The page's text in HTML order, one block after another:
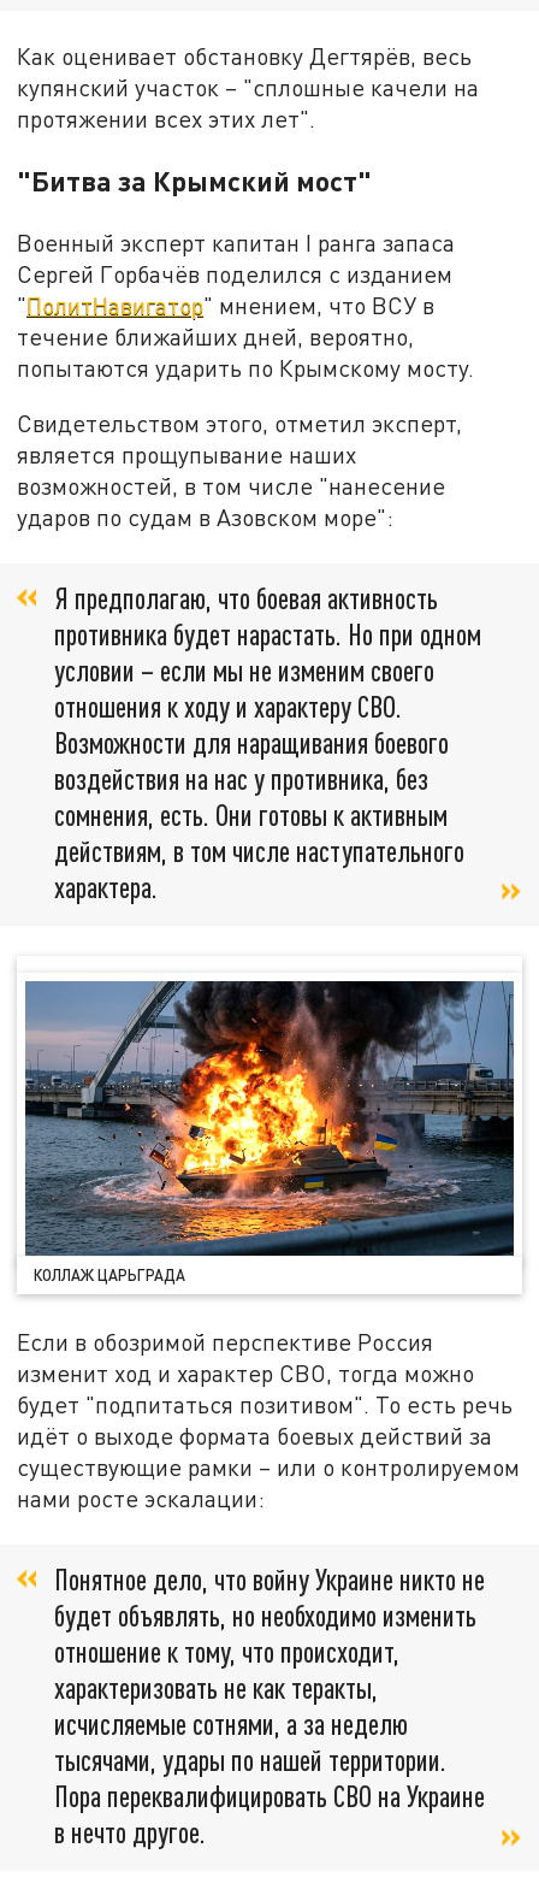
Как оценивает обстановку Дегтярёв, весь
купянский участок – "сплошные качели на
протяжении всех этих лет".
"Битва за Крымский мост"
Военный эксперт капитан I ранга запаса
Сергей Горбачёв поделился с изданием
"ПолитНавигатор" мнением, что ВСУ в
течение ближайших дней, вероятно,
попытаются ударить по Крымскому мосту.
Свидетельством этого, отметил эксперт,
является прощупывание наших
возможностей, в том числе "нанесение
ударов по судам в Азовском море":
Я предполагаю, что боевая активность
противника будет нарастать. Но при одном
условии – если мы не изменим своего
отношения к ходу и характеру СВО.
Возможности для наращивания боевого
воздействия на нас у противника, без
сомнения, есть. Они готовы к активным
действиям, в том числе наступательного
характера.
КОЛЛАЖ ЦАРЬГРАДА
Если в обозримой перспективе Россия
изменит ход и характер СВО, тогда можно
будет "подпитаться позитивом". То есть речь
идёт о выходе формата боевых действий за
существующие рамки – или о контролируемом
нами росте эскалации:
Понятное дело, что войну Украине никто не
будет объявлять, но необходимо изменить
отношение к тому, что происходит,
характеризовать не как теракты,
исчисляемые сотнями, а за неделю
тысячами, удары по нашей территории.
Пора переквалифицировать СВО на Украине
в нечто другое.